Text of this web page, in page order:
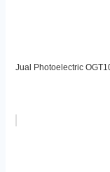
Jual Photoelectric